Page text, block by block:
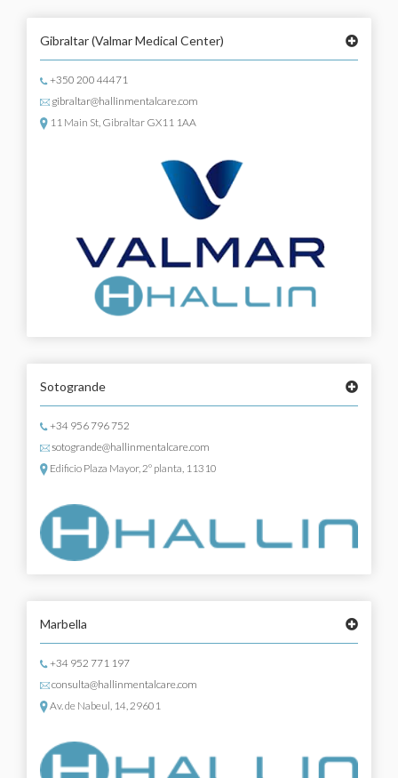
Gibraltar(Valmar Medical Center)
+350 200 44471
gibraltar@hallinmentalcare.com
11 Main St, Gibraltar GX11 1AA
Sotogrande
+34 956 796 752
sotogrande@hallinmentalcare.com
Edificio Plaza Mayor, 2º planta, 11310
Marbella
+34 952 771 197
consulta@hallinmentalcare.com
Av. de Nabeul, 14, 29601